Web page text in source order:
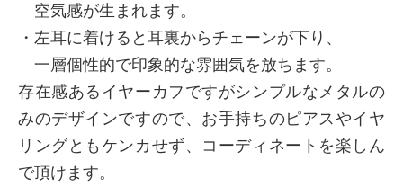
空気感が生まれます。
・左耳に着けると耳裏からチェーンが下り、
一層個性的で印象的な雰囲気を放ちます。
存在感あるイヤーカフですがシンプルなメタルの
みのデザインですので、お手持ちのピアスやイヤ
リングともケンカせず、コーディネートを楽しん
で頂けます。